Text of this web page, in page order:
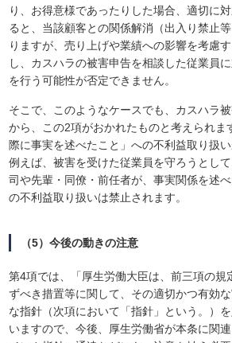
り、お得意様であったりした場合、適切に
ると、当該顧客との関係解消（出入り禁止
りますが、売り上げや業績への影響を考慮
し、カスハラの被害申告を相談した従業員
を行う可能性が否定できません。
そこで、このようなケースでも、カスハラ
から、この2項がおかれたものと考えられま
際に事実を述べたこと」への不利益取り扱い
例えば、被害を受けた従業員を守ろうとし
司や先輩・同僚・前任者が、事実関係を述
の不利益取り扱いは禁止されます。
（5）今後の動きの注意
第4項では、「厚生労働大臣は、前三項の規
ずべき措置等に関して、その適切かつ有効
な指針（次項において「指針」という。）
いますので、今後、厚生労働省が本条に関